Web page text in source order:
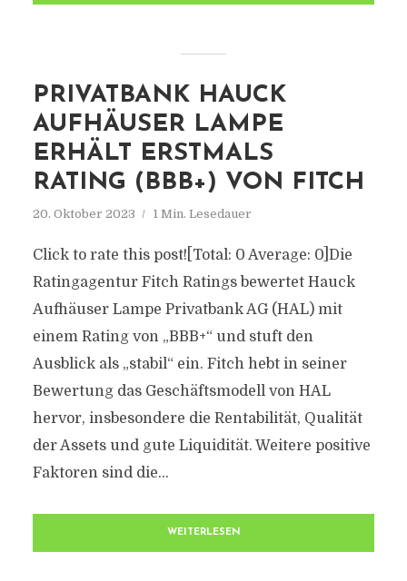
PRIVATBANK HAUCK
AUFHÄUSER LAMPE
ERHÄLT ERSTMALS
RATING (BBB+) VON FITCH
20. Oktober 2023 1 Min. Lesedauer
Click to rate this post![Total: 0 Average: 0]Die
Ratingagentur Fitch Ratings bewertet Hauck
Aufhäuser Lampe Privatbank AG (HAL) mit
einem Rating von „BBB+“ und stuft den
Ausblick als „stabil“ ein. Fitch hebt in seiner
Bewertung das Geschäftsmodell von HAL
hervor, insbesondere die Rentabilität, Qualität
der Assets und gute Liquidität. Weitere positive
Faktoren sind die...
WEITERLESEN